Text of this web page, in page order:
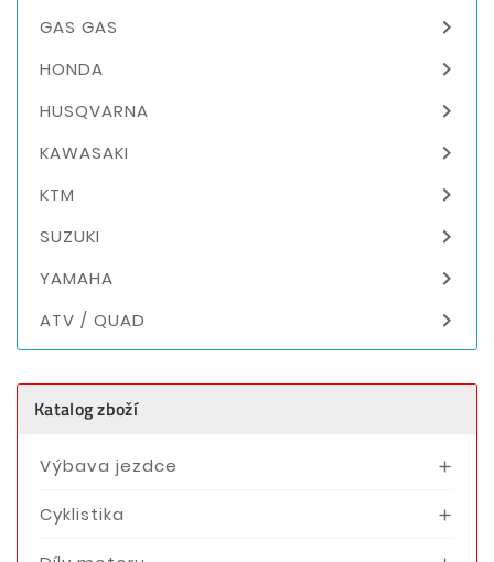
GAS GAS 
HONDA 
HUSQVARNA 
KAWASAKI 
KTM 
SUZUKI 
YAMAHA 
ATV / QUAD 
Katalog zboží
Výbava jezdce 
Cyklistika 